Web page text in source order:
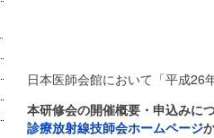
日本医師会館において「平成26
本研修会の開催概要・申込みに
診療放射線技師会ホームページ